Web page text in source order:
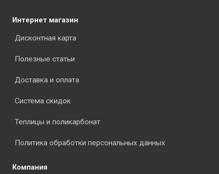
Интернет магазин
Дисконтная карта
Полезные статьи
Доставка и оплата
Система скидок
Теплицы и поликарбонат
Политика обработки персональных данных
Компания